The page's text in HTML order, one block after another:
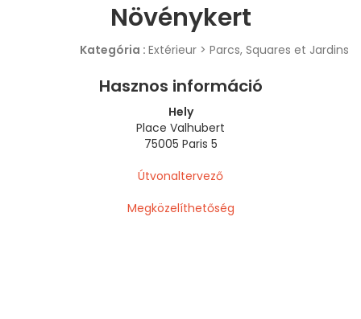
Növénykert
Kategória : Extérieur > Parcs, Squares et Jardins
Hasznos információ
Hely
Place Valhubert
75005 Paris 5
Útvonaltervező
Megközelíthetőség